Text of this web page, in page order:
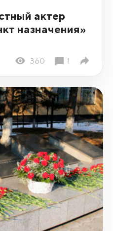
актер
назначения»
360 1